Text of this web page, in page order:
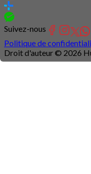
Suivez-nous
Politique de
Droit d'auteur © 2026
Connection